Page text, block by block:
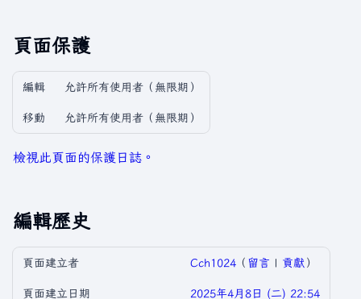
頁面保護
編輯 允許所有使用者​（無限期）
移動 允許所有使用者​（無限期）
檢視此頁面的保護日誌。
編輯歷史
頁面建立者 Cch1024 （ 留言 | 貢獻 ）
頁面建立日期 2025年4月8日 (二) 22:54